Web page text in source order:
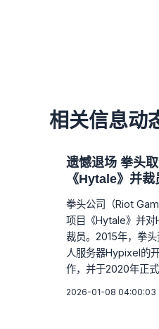
相关信息动
遗憾退场 拳头
《Hytale》并
拳头公司（Riot
项目《Hytale》并
裁员。2015年，拳
人服务器Hypixel的
作，并于2020年正
2026-01-08 04:00:03